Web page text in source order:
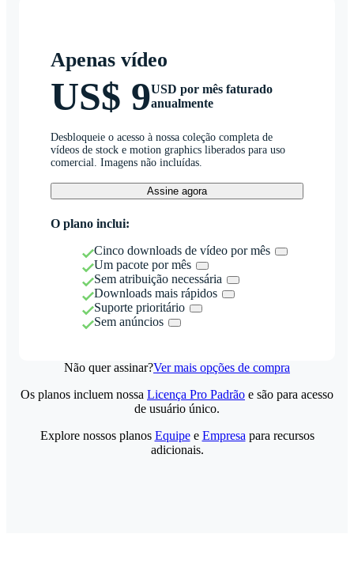
Apenas vídeo
US$ 9USD por mês faturado
anualmente
Desbloqueie o acesso à nossa coleção completa de
vídeos de stock e motion graphics liberados para uso
comercial. Imagens não incluídas.
Assine agora
O plano inclui:
Cinco downloads de vídeo por mês
Um pacote por mês
Sem atribuição necessária
Downloads mais rápidos
Suporte prioritário
Sem anúncios
Não quer assinar?Ver mais opções de compra
Os planos incluem nossa Licença Pro Padrão e são para acesso
de usuário único.
Explore nossos planos Equipee Empresa para recursos
adicionais.